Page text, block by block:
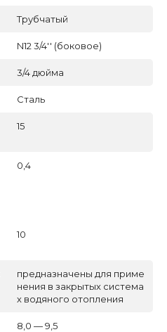
Трубчатый
N12 3/4'' (боковое)
3/4 дюйма
Сталь
15
0,4
10
предназначены для приме
нения в закрытых система
х водяного отопления
8,0 — 9,5